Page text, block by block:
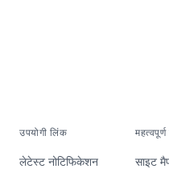
उपयोगी लिंक
लेटेस्ट नोटिफिकेशन साइट